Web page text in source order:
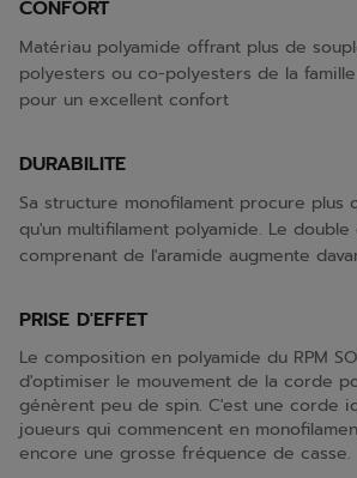
CONFORT
Matériau polyamide offrant plus de
polyesters ou co-polyesters de la
pour un excellent confort
DURABILITE
Sa structure monofilament procure plus
qu'un multifilament polyamide. Le double
comprenant de l'aramide augmente
PRISE D'EFFET
Le composition en polyamide du RPM
d'optimiser le mouvement de la corde
génèrent peu de spin. C'est une corde
joueurs qui commencent en
encore une grosse fréquence de casse.